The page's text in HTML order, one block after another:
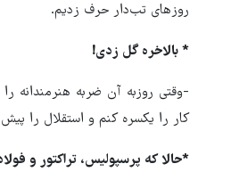
روزهای تب‌دار حرف زدیم.
* بالاخره گل زدی!
-وقتی روزبه آن ضربه هنرمندانه
کار را یکسره کنم و استقلال را
*حالا که پرسپولیس، تراکتور و
ما